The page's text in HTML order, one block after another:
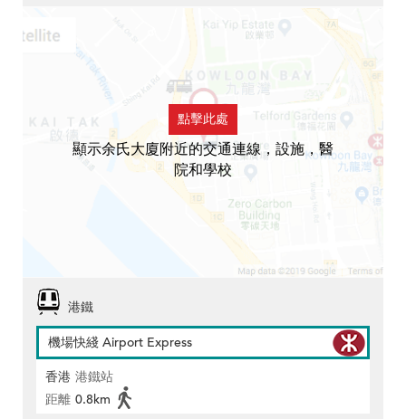
點擊此處
顯示余氏大廈附近的交通連線，設施，醫
院和學校
港鐵
機場快綫 Airport Express
香港 港鐵站
距離 0.8km